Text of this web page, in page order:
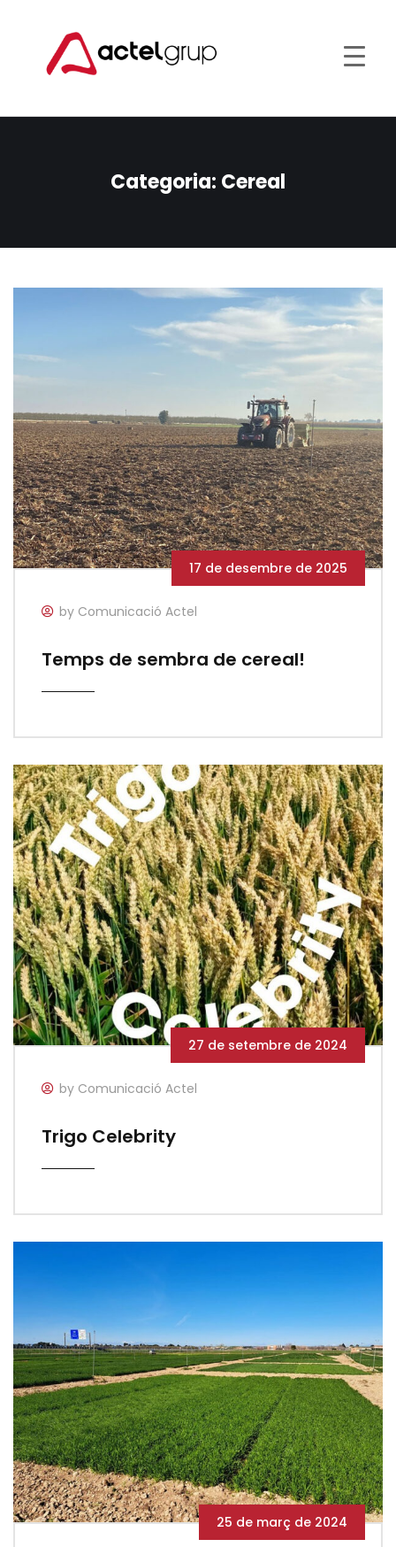
Categoria: Cereal
17 de desembre de 2025
by Comunicació Actel
Temps de sembra de cereal!
27 de setembre de 2024
by Comunicació Actel
Trigo Celebrity
25 de març de 2024